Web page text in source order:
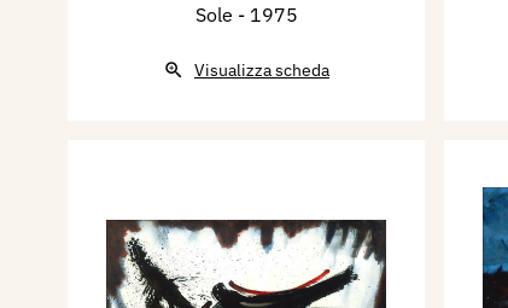
Sole - 1975
Visualizza scheda